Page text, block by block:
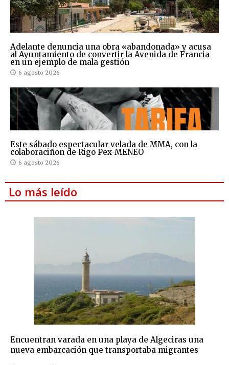
Adelante denuncia una obra «abandonada» y acusa
al Ayuntamiento de convertir la Avenida de Francia
en un ejemplo de mala gestión
6 agosto 2026
Este sábado espectacular velada de MMA, con la
colaboraciñon de Rigo Pex-MENEO
6 agosto 2026
Lo más leído
Encuentran varada en una playa de Algeciras una
nueva embarcación que transportaba migrantes